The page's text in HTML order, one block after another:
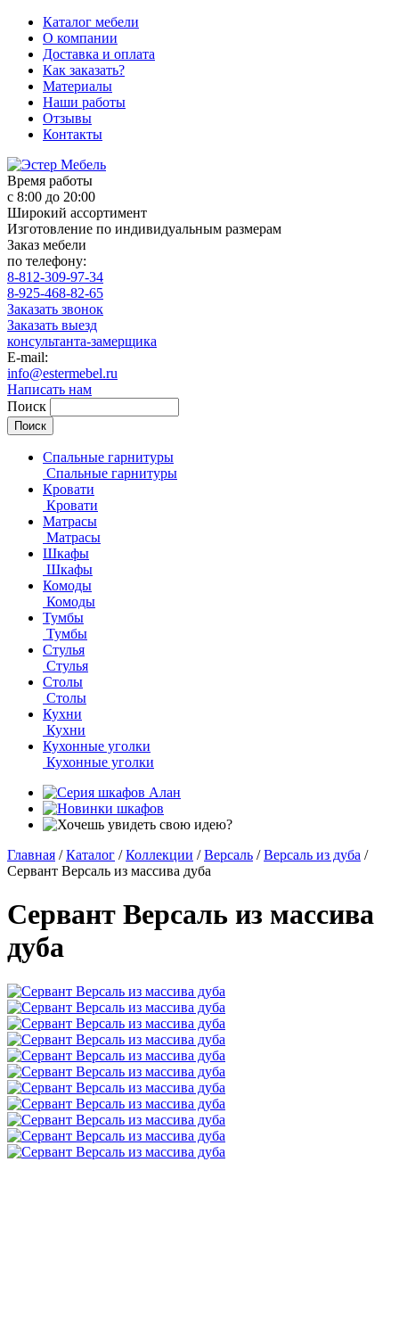
Каталог мебели
О компании
Доставка и оплата
Как заказать?
Материалы
Наши работы
Отзывы
Контакты
Время работы
с 8:00 до 20:00
Широкий ассортимент
Изготовление по индивидуальным размерам
Заказ мебели
по телефону:
8-812-309-97-34
8-925-468-82-65
Заказать звонок
Заказать выезд
консультанта-замерщика
E-mail:
info@estermebel.ru
Написать нам
Поиск
Спальные гарнитуры
Спальные гарнитуры
Кровати
Кровати
Матрасы
Матрасы
Шкафы
Шкафы
Комоды
Комоды
Тумбы
Тумбы
Стулья
Стулья
Столы
Столы
Кухни
Кухни
Кухонные уголки
Кухонные уголки
Главная / Каталог / Коллекции / Версаль / Версаль из дуба /
Сервант Версаль из массива дуба
Сервант Версаль из массива
дуба